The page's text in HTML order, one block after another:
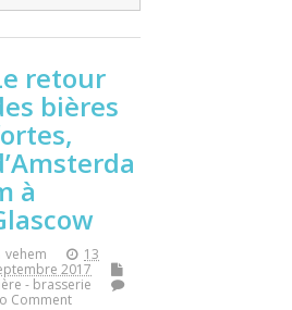
retour
bières
à
vehem
13
2017
- brasserie
Comment